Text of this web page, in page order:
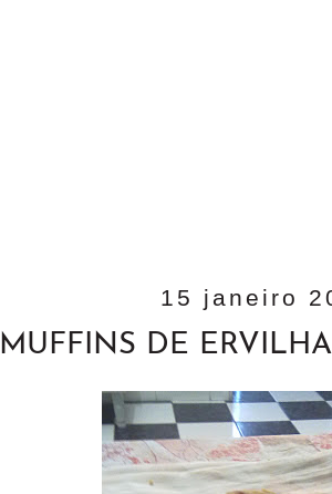
15 janeiro
MUFFINS DE